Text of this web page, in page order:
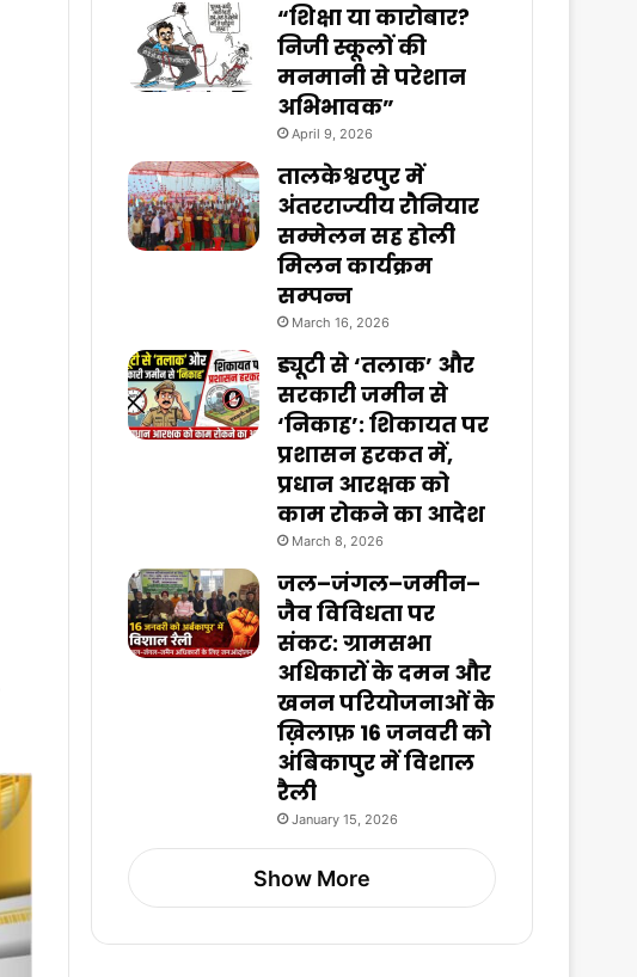
“शिक्षा या कारोबार?
निजी स्कूलों की
मनमानी से परेशान
अभिभावक”
April 9, 2026
तालकेश्वरपुर में
अंतरराज्यीय रौनियार
सम्मेलन सह होली
मिलन कार्यक्रम
सम्पन्न
March 16, 2026
ड्यूटी से ‘तलाक’ और
सरकारी जमीन से
‘निकाह’: शिकायत पर
प्रशासन हरकत में,
प्रधान आरक्षक को
काम रोकने का आदेश
March 8, 2026
जल–जंगल–जमीन–
जैव विविधता पर
संकट: ग्रामसभा
अधिकारों के दमन और
खनन परियोजनाओं के
ख़िलाफ़ 16 जनवरी को
अंबिकापुर में विशाल
रैली
January 15, 2026
Show More